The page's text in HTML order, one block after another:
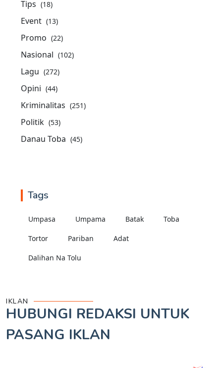
Tips (18)
Event (13)
Promo (22)
Nasional (102)
Lagu (272)
Opini (44)
Kriminalitas (251)
Politik (53)
Danau Toba (45)
Tags
Umpasa Umpama Batak Toba
Tortor Pariban Adat
Dalihan Na Tolu
IKLAN
HUBUNGI REDAKSI UNTUK
PASANG IKLAN